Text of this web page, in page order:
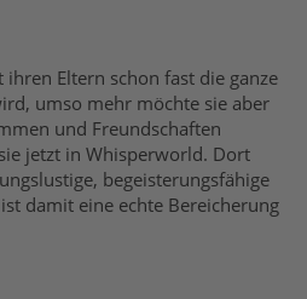
Eltern schon fast die ganze
umso mehr möchte sie aber
und Freundschaften
jetzt in Whisperworld. Dort
begeisterungsfähige
damit eine echte Bereicherung